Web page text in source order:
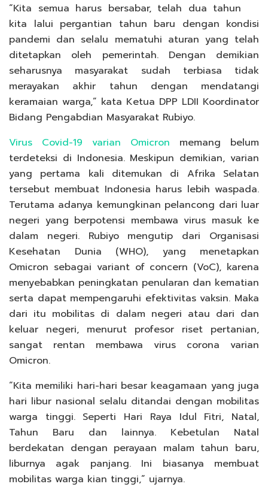
“Kita semua harus bersabar, telah dua tahun
kita lalui pergantian tahun baru dengan kondisi
pandemi dan selalu mematuhi aturan yang telah
ditetapkan oleh pemerintah. Dengan demikian
seharusnya masyarakat sudah terbiasa tidak
merayakan akhir tahun dengan mendatangi
keramaian warga,” kata Ketua DPP LDII Koordinator
Bidang Pengabdian Masyarakat Rubiyo.
Virus Covid-19 varian Omicron memang belum
terdeteksi di Indonesia. Meskipun demikian, varian
yang pertama kali ditemukan di Afrika Selatan
tersebut membuat Indonesia harus lebih waspada.
Terutama adanya kemungkinan pelancong dari luar
negeri yang berpotensi membawa virus masuk ke
dalam negeri. Rubiyo mengutip dari Organisasi
Kesehatan Dunia (WHO), yang menetapkan
Omicron sebagai variant of concern (VoC), karena
menyebabkan peningkatan penularan dan kematian
serta dapat mempengaruhi efektivitas vaksin. Maka
dari itu mobilitas di dalam negeri atau dari dan
keluar negeri, menurut profesor riset pertanian,
sangat rentan membawa virus corona varian
Omicron.
“Kita memiliki hari-hari besar keagamaan yang juga
hari libur nasional selalu ditandai dengan mobilitas
warga tinggi. Seperti Hari Raya Idul Fitri, Natal,
Tahun Baru dan lainnya. Kebetulan Natal
berdekatan dengan perayaan malam tahun baru,
liburnya agak panjang. Ini biasanya membuat
mobilitas warga kian tinggi,” ujarnya.